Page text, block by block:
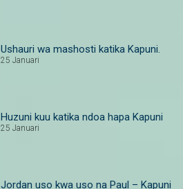
Ushauri wa mashosti katika Kapuni.
25 Januari
Huzuni kuu katika ndoa hapa Kapuni
25 Januari
Jordan uso kwa uso na Paul – Kapuni